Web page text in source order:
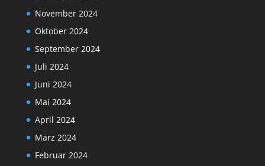
November 2024
Oktober 2024
September 2024
Juli 2024
Juni 2024
Mai 2024
April 2024
März 2024
Februar 2024